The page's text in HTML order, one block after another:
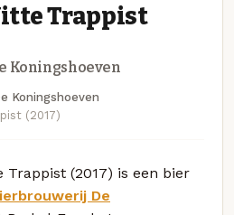
Trappist
Koningshoeven
Koningshoeven
(2017)
Trappist (2017) is een bier
De